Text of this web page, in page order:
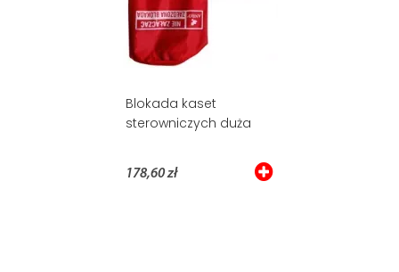
Blokada kaset
sterowniczych duża
178,60 zł